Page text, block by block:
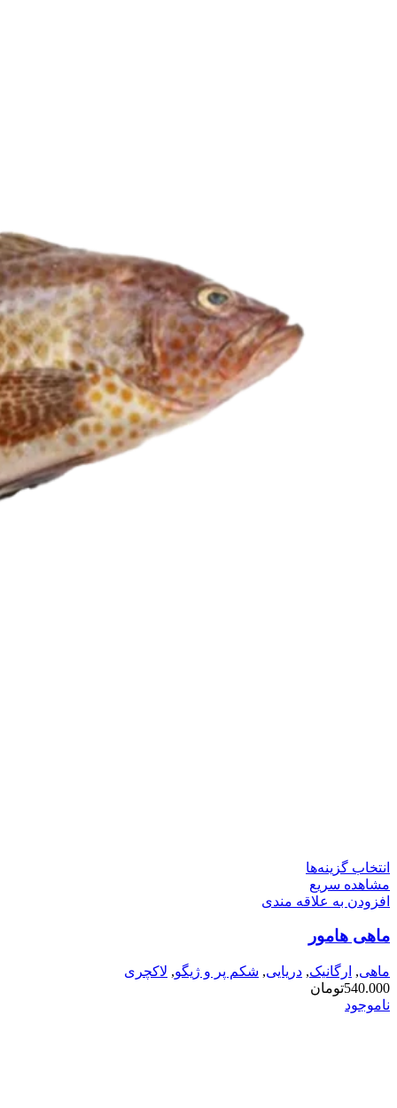
انتخاب گزینه‌ها
دارای
باشد.
گزینه
مشاهده سریع
افزودن به علاقه مندی
ماهی هامور
ماهی, ارگانیک, دریایی, شکم پر و ژیگو, لاکچری
540.000تومان
ناموجود